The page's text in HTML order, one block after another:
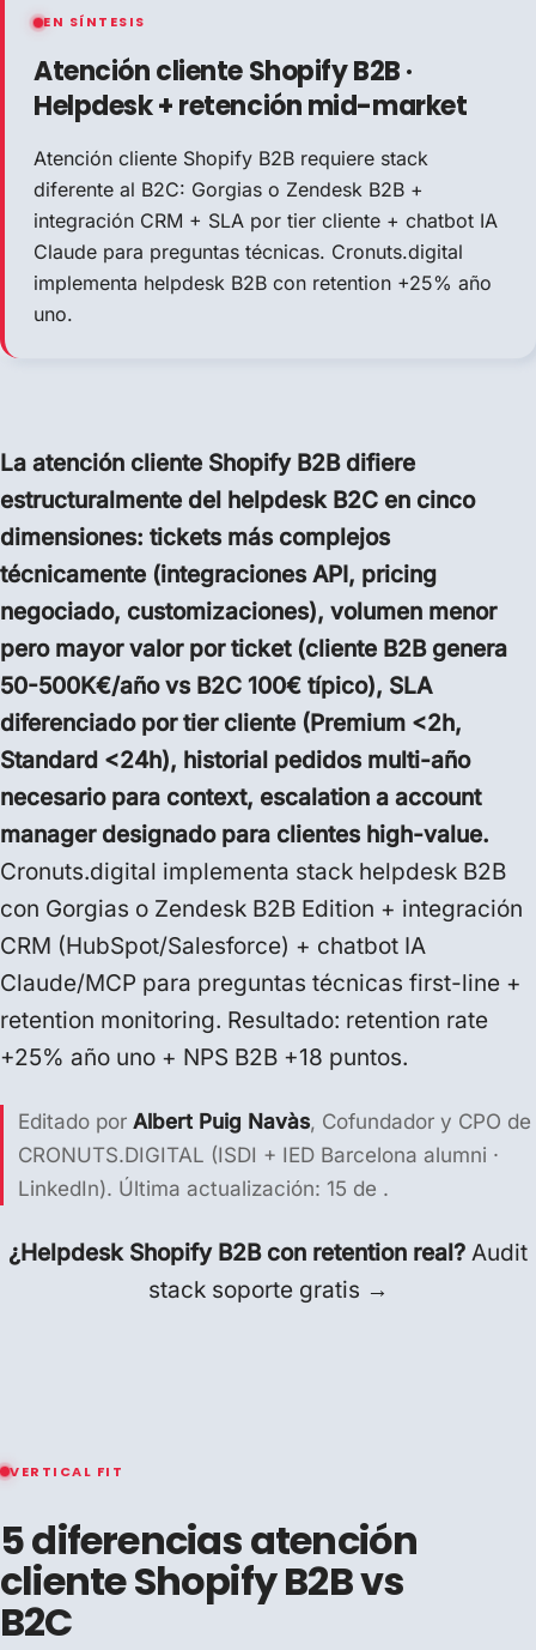
EN SÍNTESIS
Atención cliente Shopify B2B ·
Helpdesk + retención mid-market
Atención cliente Shopify B2B requiere stack
diferente al B2C: Gorgias o Zendesk B2B +
integración CRM + SLA por tier cliente + chatbot IA
Claude para preguntas técnicas. Cronuts.digital
implementa helpdesk B2B con retention +25% año
uno.
La atención cliente Shopify B2B difiere
estructuralmente del helpdesk B2C en cinco
dimensiones: tickets más complejos
técnicamente (integraciones API, pricing
negociado, customizaciones), volumen menor
pero mayor valor por ticket (cliente B2B genera
50-500K€/año vs B2C 100€ típico), SLA
diferenciado por tier cliente (Premium <2h,
Standard <24h), historial pedidos multi-año
necesario para context, escalation a account
manager designado para clientes high-value.
Cronuts.digital implementa stack helpdesk B2B
con Gorgias o Zendesk B2B Edition + integración
CRM (HubSpot/Salesforce) + chatbot IA
Claude/MCP para preguntas técnicas first-line +
retention monitoring. Resultado: retention rate
+25% año uno + NPS B2B +18 puntos.
Editado por Albert Puig Navàs, Cofundador y CPO de
CRONUTS.DIGITAL (ISDI + IED Barcelona alumni ·
LinkedIn). Última actualización: 15 de .
¿Helpdesk Shopify B2B con retention real? Audit
stack soporte gratis →
VERTICAL FIT
5 diferencias atención
cliente Shopify B2B vs
B2C